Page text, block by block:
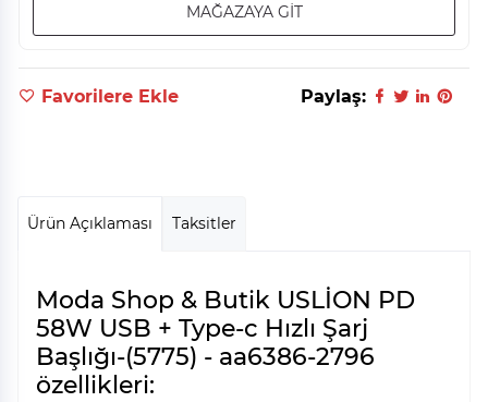
MAĞAZAYA GİT
Favorilere Ekle Paylaş:
Ürün Açıklaması Taksitler
Moda Shop & Butik USLİON PD
58W USB + Type-c Hızlı Şarj
Başlığı-(5775) - aa6386-2796
özellikleri: